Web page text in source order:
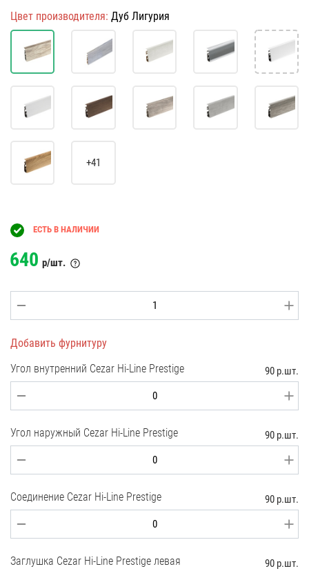
Цвет производителя: Дуб Лигурия
+41
ЕСТЬ В НАЛИЧИИ
640 р/шт.
Добавить фурнитуру
Угол внутренний Cezar Hi-Line Prestige
90 р.шт.
Угол наружный Cezar Hi-Line Prestige 90 р.шт.
Соединение Cezar Hi-Line Prestige 90 р.шт.
Заглушка Cezar Hi-Line Prestige левая 90 р.шт.